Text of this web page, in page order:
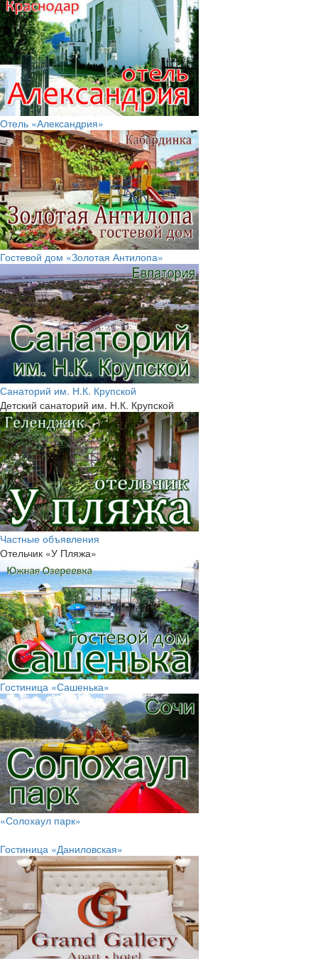
Отель «Александрия»
Гостевой дом «Золотая Антилопа»
Санаторий им. Н.К. Крупской
Детский санаторий им. Н.К. Крупской
Частные объявления
Отельчик «У Пляжа»
Гостиница «Сашенька»
«Солохаул парк»
Гостиница «Даниловская»